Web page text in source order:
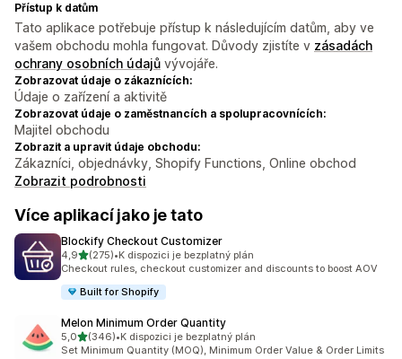
Přístup k datům
Tato aplikace potřebuje přístup k následujícím datům, aby ve
vašem obchodu mohla fungovat. Důvody zjistíte v zásadách
ochrany osobních údajů vývojáře.
Zobrazovat údaje o zákaznících:
Údaje o zařízení a aktivitě
Zobrazovat údaje o zaměstnancích a spolupracovnících:
Majitel obchodu
Zobrazit a upravit údaje obchodu:
Zákazníci, objednávky, Shopify Functions, Online obchod
Zobrazit podrobnosti
Více aplikací jako je tato
Blockify Checkout Customizer
4,9z 5 hvězd
(275)
Celkový počet recenzí: 275
•K dispozici je bezplatný plán
Checkout rules, checkout customizer and discounts to boost AOV
Built for Shopify
Melon Minimum Order Quantity
5,0z 5 hvězd
(346)
Celkový počet recenzí: 346
•K dispozici je bezplatný plán
Set Minimum Quantity (MOQ), Minimum Order Value & Order Limits